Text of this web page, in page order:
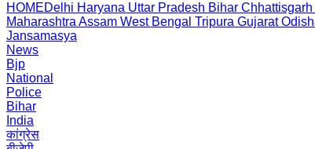
HOMEDelhi Haryana Uttar Pradesh Bihar Chhattisgarh
Maharashtra Assam West Bengal Tripura Gujarat
Jansamasya
News
Bjp
National
Police
Bihar
India
कांग्रेस